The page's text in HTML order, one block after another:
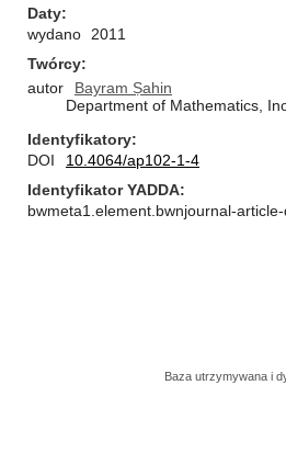
Daty
wydano
2011
Twórcy
autor
Bayram Ṣahin
Department of Mathematics,
Identyfikatory
DOI
10.4064/ap102-1-4
Identyfikator YADDA
bwmeta1.element.bwnjournal-
Baza utrzymywana i